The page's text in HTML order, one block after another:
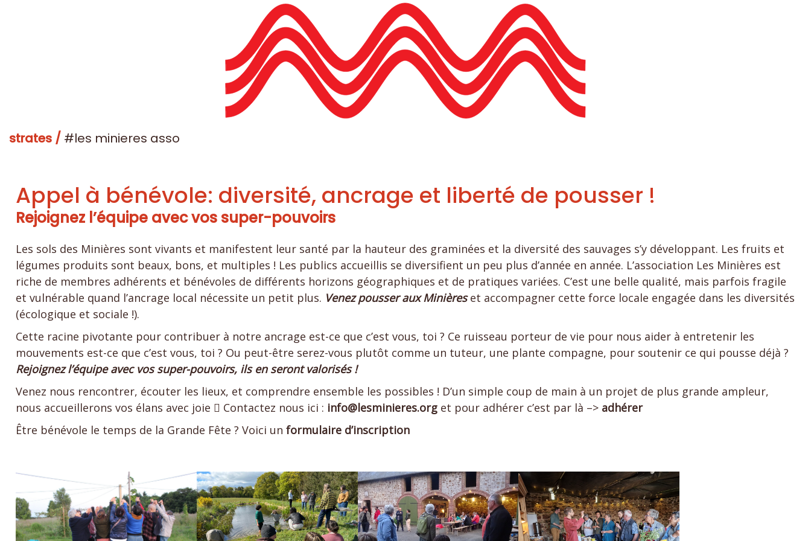
strates / #les minieres asso
Appel à bénévole: diversité, ancrage et liberté de pousser !
Rejoignez l’équipe avec vos super-pouvoirs
Les sols des Minières sont vivants et manifestent leur santé par la hauteur des graminées et la diversité des sauvages s’y développant. Les fruits et
légumes produits sont beaux, bons, et multiples ! Les publics accueillis se diversifient un peu plus d’année en année. L’association Les Minières est
riche de membres adhérents et bénévoles de différents horizons géographiques et de pratiques variées. C’est une belle qualité, mais parfois fragile
et vulnérable quand l’ancrage local nécessite un petit plus. Venez pousser aux Minièreset accompagner cette force locale engagée dans les diversités
(écologique et sociale !).
Cette racine pivotante pour contribuer à notre ancrage est-ce que c’est vous, toi ? Ce ruisseau porteur de vie pour nous aider à entretenir les
mouvements est-ce que c’est vous, toi ? Ou peut-être serez-vous plutôt comme un tuteur, une plante compagne, pour soutenir ce qui pousse déjà ?
Rejoignez l’équipe avec vos super-pouvoirs, ils en seront valorisés !
Venez nous rencontrer, écouter les lieux, et comprendre ensemble les possibles ! D’un simple coup de main à un projet de plus grande ampleur,
nous accueillerons vos élans avec joie  Contactez nous ici : info@lesminieres.org et pour adhérer c’est par là –> adhérer
Être bénévole le temps de la Grande Fête ? Voici un formulaire d’inscription